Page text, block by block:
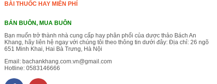
BÀI THUỐC HAY MIỄN PHÍ
BÁN BUÔN, MUA BUÔN
Bạn muốn trở thành nhà cung cấp hay phân phối của dược thảo Bách An
Khang, hãy liên hệ ngay với chúng tôi theo thông tin dưới đây: Địa chỉ: 26 ngõ
651 Minh Khai, Hai Bà Trưng, Hà Nội
Email: bachankhang.com.vn@gmail.com
Hotline: 0583146666